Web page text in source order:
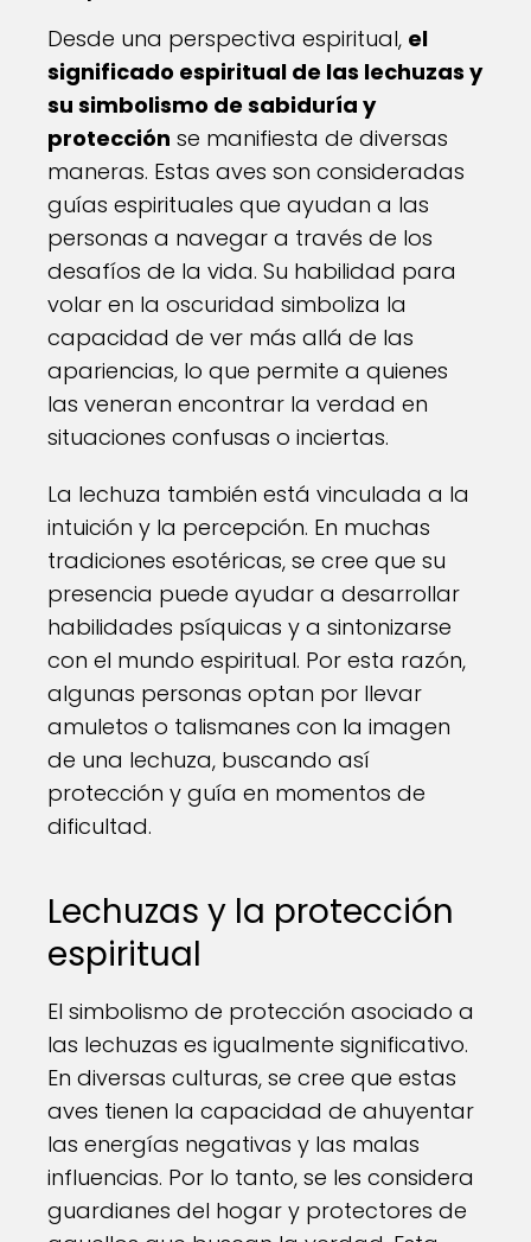
Desde una perspectiva espiritual, el
significado espiritual de las lechuzas y
su simbolismo de sabiduría y
protección se manifiesta de diversas
maneras. Estas aves son consideradas
guías espirituales que ayudan a las
personas a navegar a través de los
desafíos de la vida. Su habilidad para
volar en la oscuridad simboliza la
capacidad de ver más allá de las
apariencias, lo que permite a quienes
las veneran encontrar la verdad en
situaciones confusas o inciertas.
La lechuza también está vinculada a la
intuición y la percepción. En muchas
tradiciones esotéricas, se cree que su
presencia puede ayudar a desarrollar
habilidades psíquicas y a sintonizarse
con el mundo espiritual. Por esta razón,
algunas personas optan por llevar
amuletos o talismanes con la imagen
de una lechuza, buscando así
protección y guía en momentos de
dificultad.
Lechuzas y la protección
espiritual
El simbolismo de protección asociado a
las lechuzas es igualmente significativo.
En diversas culturas, se cree que estas
aves tienen la capacidad de ahuyentar
las energías negativas y las malas
influencias. Por lo tanto, se les considera
guardianes del hogar y protectores de